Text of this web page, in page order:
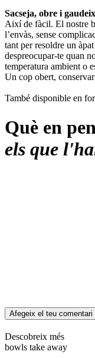
Sacseja, obre i
Així de fàcil. El nostre
l’envàs, sense
tant per resoldre un
despreocupar-te quan
temperatura ambient o
Un cop obert,
També disponible en
Què en
els que
Afegeix el teu comentari
Descobreix més
bowls take away